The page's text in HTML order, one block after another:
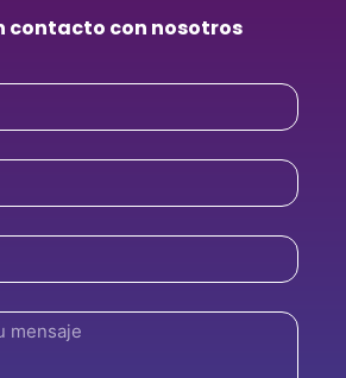
contacto con nosotros